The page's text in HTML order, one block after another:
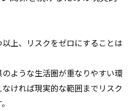
上、リスクをゼロにすることは
ような生活圏が重なりやすい環
ければ現実的な範囲までリスク